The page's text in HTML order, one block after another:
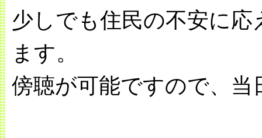
少しでも住民の不安に
ます。
傍聴が可能ですので、